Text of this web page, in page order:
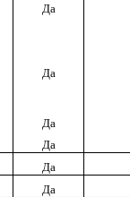
Да
Да
Да
Да
Да
Да